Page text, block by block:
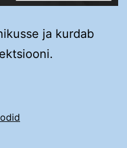
ja kurdab